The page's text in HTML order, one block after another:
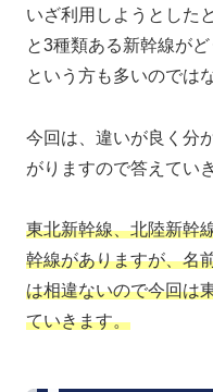
いざ利用しようとした
と3種類ある新幹線が
という方も多いのでは
今回は、違いが良く分
がりますので答えてい
東北新幹線、北陸新幹
幹線がありますが、名
は相違ないので今回は
ていきます。